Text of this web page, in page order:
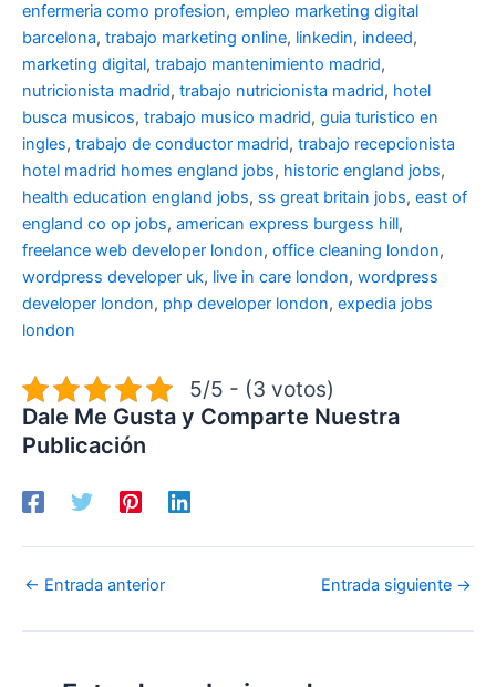
enfermeria como profesion, empleo marketing digital
barcelona, trabajo marketing online, linkedin, indeed,
marketing digital, trabajo mantenimiento madrid,
nutricionista madrid, trabajo nutricionista madrid, hotel
busca musicos, trabajo musico madrid, guia turistico en
ingles, trabajo de conductor madrid, trabajo recepcionista
hotel madrid homes england jobs, historic england jobs,
health education england jobs, ss great britain jobs, east of
england co op jobs, american express burgess hill,
freelance web developer london, office cleaning london,
wordpress developer uk, live in care london, wordpress
developer london, php developer london, expedia jobs
london
5/5 - (3 votos)
Dale Me Gusta y Comparte Nuestra
Publicación
← Entrada anterior Entrada siguiente →